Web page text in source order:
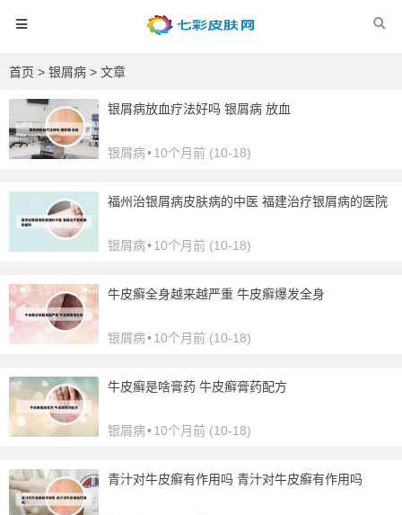
首页 > 银屑病 > 文章
银屑病放血疗法好吗 银屑病 放血
银屑病•10个月前 (10-18)
福州治银屑病皮肤病的中医 福建治疗银屑病的医院
银屑病•10个月前 (10-18)
牛皮癣全身越来越严重 牛皮癣爆发全身
银屑病•10个月前 (10-18)
牛皮癣是啥膏药 牛皮癣膏药配方
银屑病•10个月前 (10-18)
青汁对牛皮癣有作用吗 青汁对牛皮癣有作用吗